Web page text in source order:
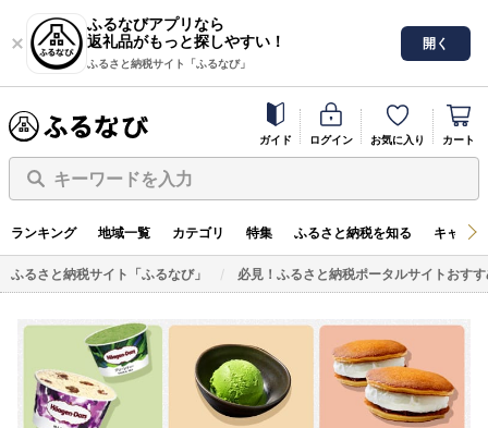
ふるなびアプリなら
返礼品がもっと探しやすい！
ふるさと納税サイト「ふるなび」
開く
ガイド ログイン お気に入り カート
キーワードを入力
ランキング 地域一覧 カテゴリ 特集 ふるさと納税を知る キャン
ふるさと納税サイト「ふるなび」 必見！ふるさと納税ポータルサイトおす